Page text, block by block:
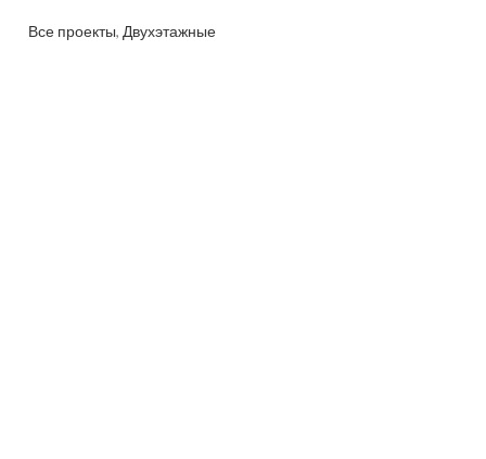
Все проекты, Двухэтажные